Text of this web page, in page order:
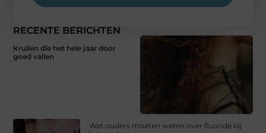
RECENTE BERICHTEN
Krullen die het hele jaar door
goed vallen
Wat ouders moeten weten over fluoride bij